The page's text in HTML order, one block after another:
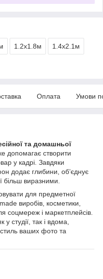
1.2x1.8м 1.4x2.1м
Оплата Умови
та домашньої
допомагає створити
у кадрі. Завдяки
додає глибини, об’єднує
більш виразними.
для предметної
виробів, косметики,
соцмереж і маркетплейсів.
студії, так і вдома,
ваших фото та